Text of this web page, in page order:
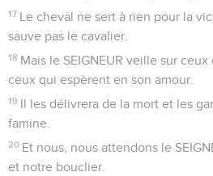
17 Le cheval ne sert à rien pour la
sauve pas le cavalier.
18 Mais le SEIGNEUR veille sur
ceux qui espèrent en son amour.
19 Il les délivrera de la mort et les
famine.
20 Et nous, nous attendons le
et notre bouclier.